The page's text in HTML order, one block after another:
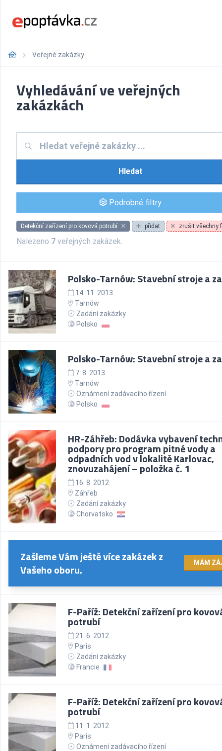
Veřejné zakázky
Vyhledávání ve veřejných
zakázkách
Hledat
Podrobné filtry
Detekční zařízení pro kovová potrubí přidat zrušit všechny
Nalezeno 7 veřejných zakázek.
Polsko-Tarnów: Stavební stroje a
14. 11. 2013
Tarnów
Zadání zakázky
Polsko
Polsko-Tarnów: Stavební stroje a
7. 8. 2013
Tarnów
Oznámení zadávacího řízení
Polsko
HR-Záhřeb: Dodávka vybavení
podpory pro program pitné vody a
odpadních vod v lokalitě Karlovac,
znovuzahájení – položka č. 1
16. 8. 2012
Záhřeb
Zadání zakázky
Chorvatsko
Zašleme Vám ještě více zakázek z
Vašeho oboru.
MÁM
F-Paříž: Detekční zařízení pro
potrubí
21. 6. 2012
Paris
Zadání zakázky
Francie
F-Paříž: Detekční zařízení pro
potrubí
11. 1. 2012
Paris
Oznámení zadávacího řízení